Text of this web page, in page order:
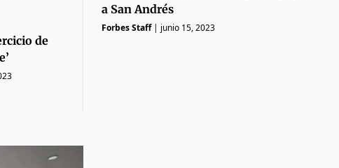
de
a San Andrés
Forbes Staff| junio 15, 2023